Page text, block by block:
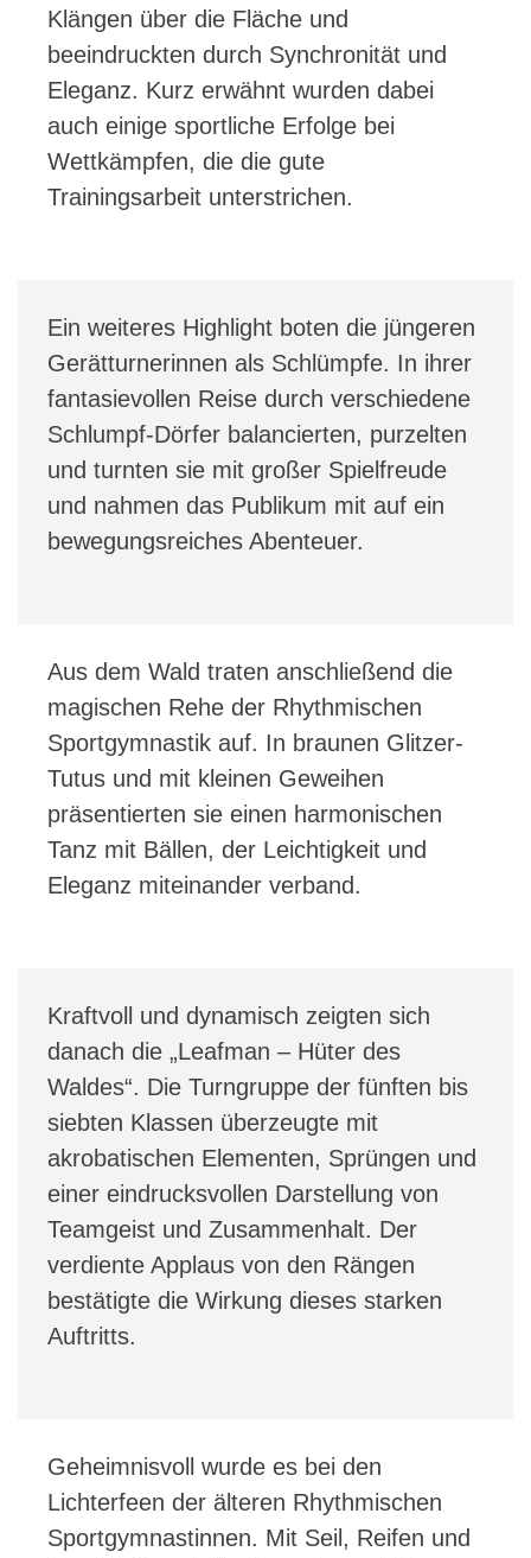
Klängen über die Fläche und
beeindruckten durch Synchronität und
Eleganz. Kurz erwähnt wurden dabei
auch einige sportliche Erfolge bei
Wettkämpfen, die die gute
Trainingsarbeit unterstrichen.
Ein weiteres Highlight boten die jüngeren
Gerätturnerinnen als Schlümpfe. In ihrer
fantasievollen Reise durch verschiedene
Schlumpf-Dörfer balancierten, purzelten
und turnten sie mit großer Spielfreude
und nahmen das Publikum mit auf ein
bewegungsreiches Abenteuer.
Aus dem Wald traten anschließend die
magischen Rehe der Rhythmischen
Sportgymnastik auf. In braunen Glitzer-
Tutus und mit kleinen Geweihen
präsentierten sie einen harmonischen
Tanz mit Bällen, der Leichtigkeit und
Eleganz miteinander verband.
Kraftvoll und dynamisch zeigten sich
danach die „Leafman – Hüter des
Waldes“. Die Turngruppe der fünften bis
siebten Klassen überzeugte mit
akrobatischen Elementen, Sprüngen und
einer eindrucksvollen Darstellung von
Teamgeist und Zusammenhalt. Der
verdiente Applaus von den Rängen
bestätigte die Wirkung dieses starken
Auftritts.
Geheimnisvoll wurde es bei den
Lichterfeen der älteren Rhythmischen
Sportgymnastinnen. Mit Seil, Reifen und